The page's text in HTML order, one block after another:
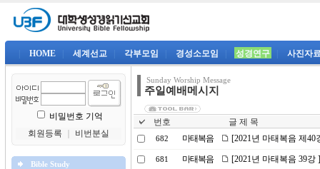
HOME 세계선교 각부모임 경성소모임 성경연구 사진자
비밀번호 기억
회원등록
비번분실
Bible Study
Sunday Worship Message
주일예배메시지
번호 글 제 목
682 마태복음 [2021년 마태복음 제
681 마태복음 [2021년 마태복음 39강